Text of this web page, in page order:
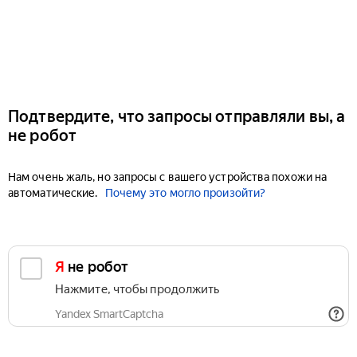
Подтвердите, что запросы отправляли вы, а
не робот
Нам очень жаль, но запросы с вашего устройства похожи на
автоматические.
Почему это могло произойти?
Я не робот
Нажмите, чтобы продолжить
Yandex SmartCaptcha